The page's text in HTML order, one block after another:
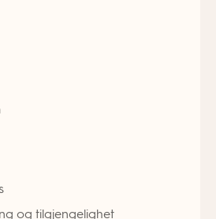
og tilgjengelighet